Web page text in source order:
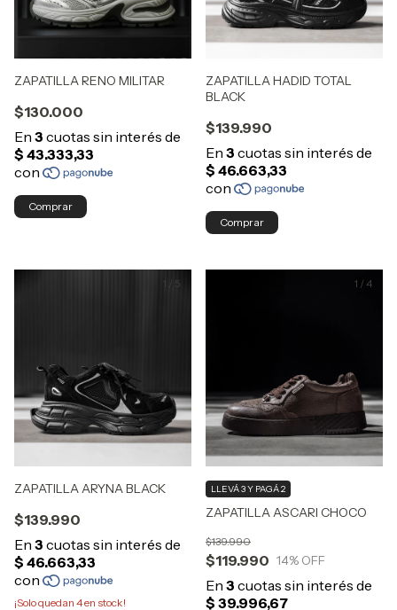
ZAPATILLA RENO MILITAR
$130.000
Comprar
ZAPATILLA HADID TOTAL
BLACK
$139.990
Comprar
/ 5
ZAPATILLA ARYNA BLACK
$139.990
¡Solo quedan 4en stock!
1 / 4
ZAPATILLA ASCARI CHOCO
$119.990
$139.990
14% OFF
LLEVÁ 3 Y PAGÁ 2